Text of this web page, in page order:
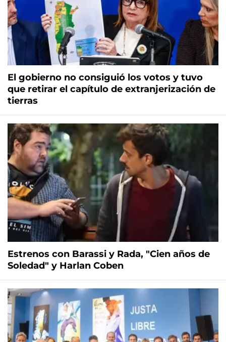
El gobierno no consiguió los votos y tuvo
que retirar el capítulo de extranjerización de
tierras
Estrenos con Barassi y Rada, "Cien años de
Soledad" y Harlan Coben